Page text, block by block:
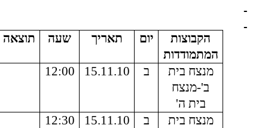
הקבוצות
המתמודדות
יום תאריך שעה תוצאה
מנצח בית
ב'-מנצח
בית ה'
ב 15.11.10
12:00
מנצח בית
ב 15.11.10
12:30